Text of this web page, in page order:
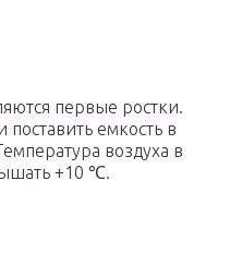
первые ростки.
поставить емкость в
воздуха в
+10 ℃.